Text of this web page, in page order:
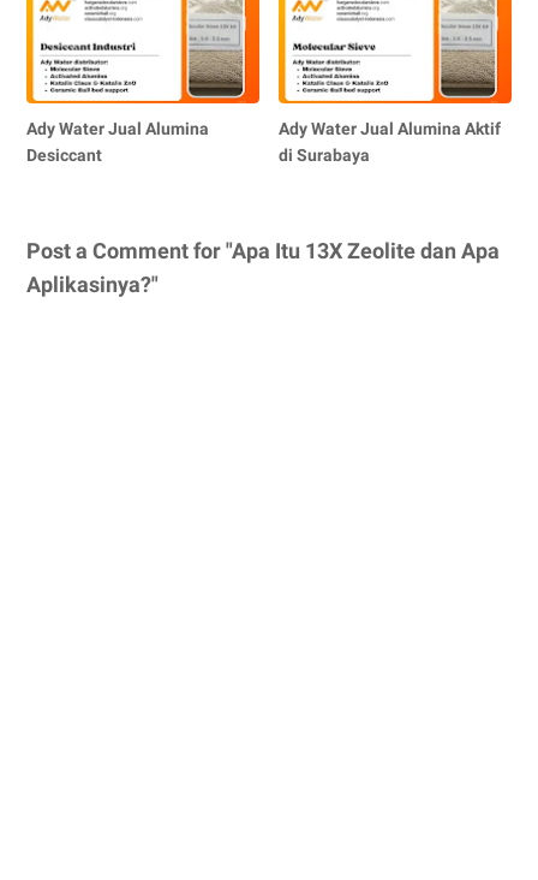
Ady Water Jual Alumina
Desiccant
Ady Water Jual Alumina Aktif
di Surabaya
Post a Comment for "Apa Itu 13X Zeolite dan Apa
Aplikasinya?"